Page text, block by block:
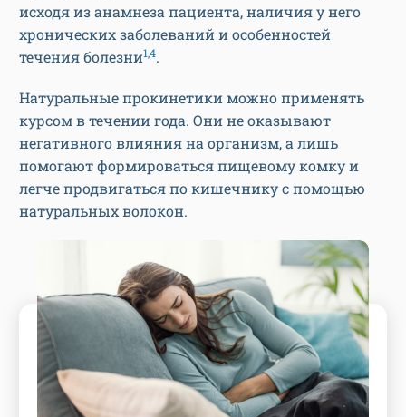
исходя из анамнеза пациента, наличия у него
хронических заболеваний и особенностей
течения болезни1,4.
Натуральные прокинетики можно применять
курсом в течении года. Они не оказывают
негативного влияния на организм, а лишь
помогают формироваться пищевому комку и
легче продвигаться по кишечнику с помощью
натуральных волокон.